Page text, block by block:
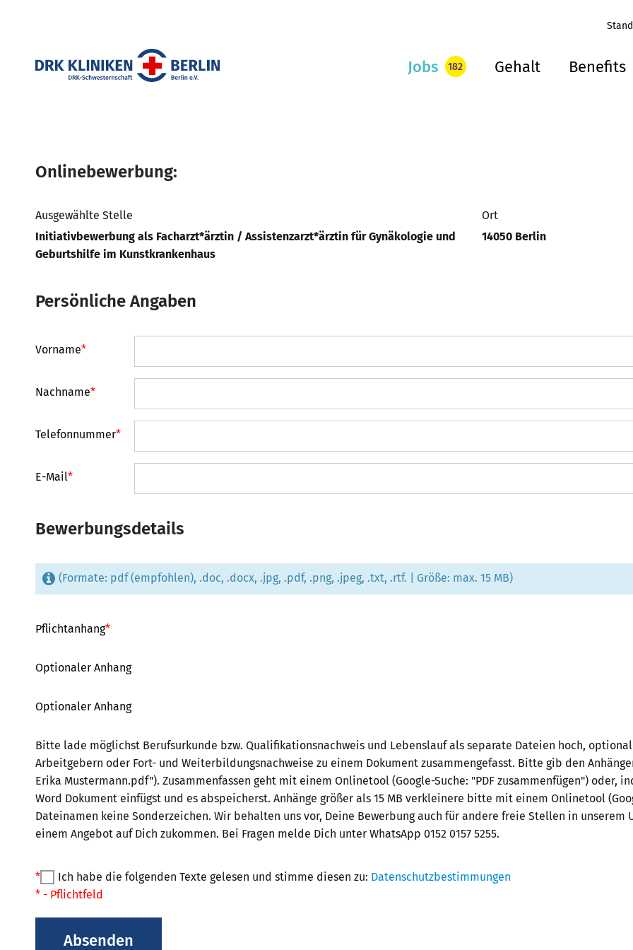
Jobs 182 Gehalt Benefits
Onlinebewerbung:
Ausgewählte Stelle
Initiativbewerbung als Facharzt*ärztin / Assistenzarzt*ärztin für Gynäkologie und
Geburtshilfe im Kunstkrankenhaus
Ort
14050 Berlin
Persönliche Angaben
Vorname*
Nachname*
Telefonnummer*
E-Mail*
Bewerbungsdetails
(Formate: pdf (empfohlen), .doc, .docx, .jpg, .pdf, .png, .jpeg, .txt, .rtf. | Größe: max. 15 MB)
Pflichtanhang*
Optionaler Anhang
Optionaler Anhang
Bitte lade möglichst Berufsurkunde bzw. Qualifikationsnachweis und Lebenslauf als separate Dateien hoch,
Arbeitgebern oder Fort- und Weiterbildungsnachweise zu einem Dokument zusammengefasst. Bitte gib den
Erika Mustermann.pdf"). Zusammenfassen geht mit einem Onlinetool (Google-Suche: "PDF zusammenfügen") oder,
Word Dokument einfügst und es abspeicherst. Anhänge größer als 15 MB verkleinere bitte mit einem Onlinetool
Dateinamen keine Sonderzeichen. Wir behalten uns vor, Deine Bewerbung auch für andere freie Stellen in
einem Angebot auf Dich zukommen. Bei Fragen melde Dich unter WhatsApp 0152 0157 5255.
* Ich habe die folgenden Texte gelesen und stimme diesen zu: Datenschutzbestimmungen
* - Pflichtfeld
Absenden